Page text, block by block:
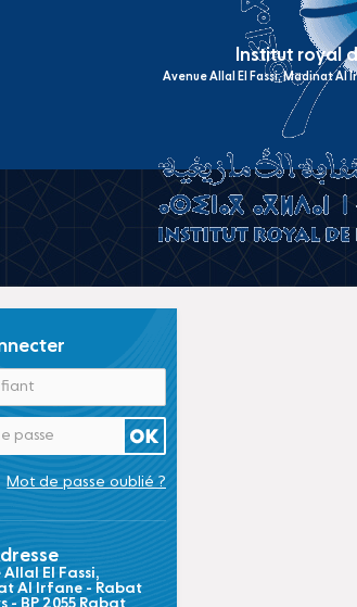
Institut royal
Avenue Allal El Fassi, Madinat Al
Mot de passe oublié ?
Allal El Fassi,
Al Irfane - Rabat
- BP 2055 Rabat